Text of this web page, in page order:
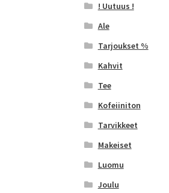
! Uutuus !
Ale
Tarjoukset %
Kahvit
Tee
Kofeiiniton
Tarvikkeet
Makeiset
Luomu
Joulu